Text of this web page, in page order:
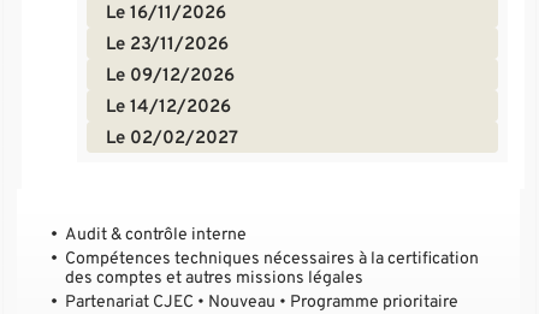
Le 16/11/2026
Le 23/11/2026
Le 09/12/2026
Le 14/12/2026
Le 02/02/2027
Audit & contrôle interne
Compétences techniques nécessaires à la certification
des comptes et autres missions légales
Partenariat CJEC • Nouveau • Programme prioritaire